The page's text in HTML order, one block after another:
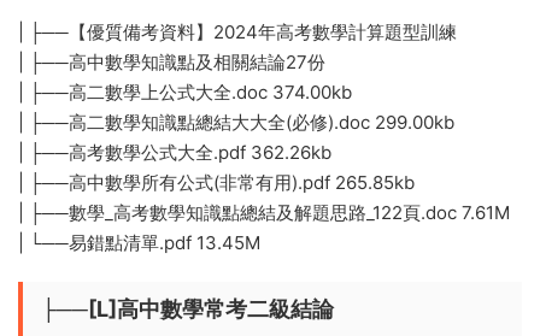
| ├──【優質備考資料】2024年高考數學計算題型訓練
| ├──高中數學知識點及相關結論27份
| ├──高二數學上公式大全.doc 374.00kb
| ├──高二數學知識點總結大大全(必修).doc 299.00kb
| ├──高考數學公式大全.pdf 362.26kb
| ├──高中數學所有公式(非常有用).pdf 265.85kb
| ├──數學_高考數學知識點總結及解題思路_122頁.doc 7.61M
| └──易錯點清單.pdf 13.45M
├──[L]高中數學常考二級結論